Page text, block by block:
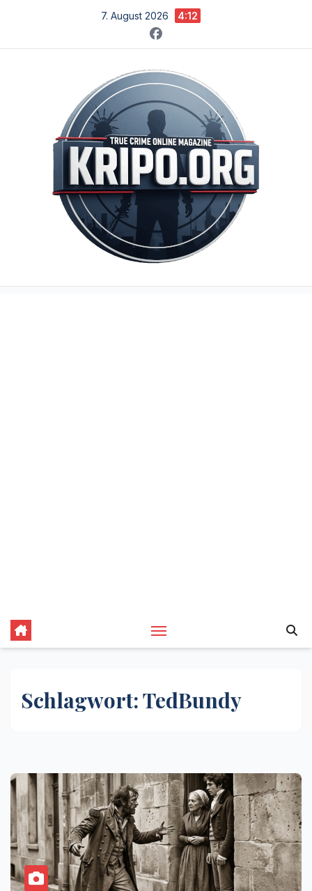
springen
7. August 2026 4:12
Schlagwort:TedBundy